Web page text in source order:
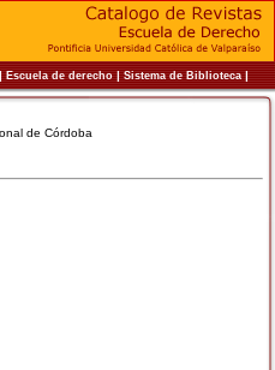
Escuela de derecho|Sistema de Biblioteca|
de Córdoba